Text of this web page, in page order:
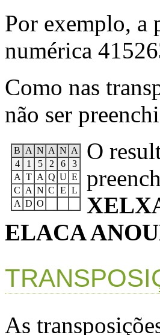
Por exemplo, a
numérica
Como nas
não ser
B A N A N A
4
1 5 2 6
3
A T A Q U E
C A N C E L
A D O
O
ELACA
As